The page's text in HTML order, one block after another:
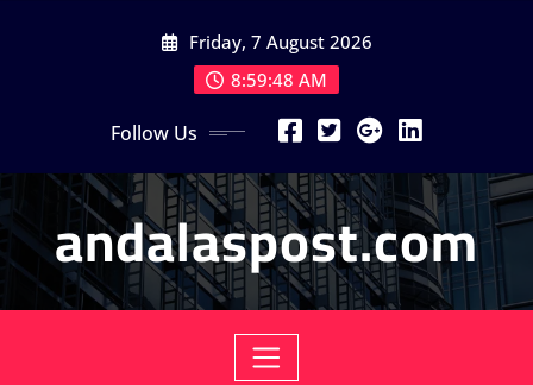
Friday, 7 August 2026
8:59:50 AM
Follow Us
andalaspost.com